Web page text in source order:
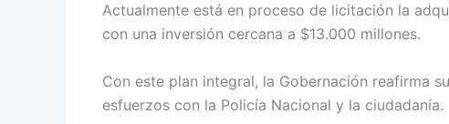
Actualmente está en proceso de licitación la
con una inversión cercana a $13.000 millones.
Con este plan integral, la Gobernación reafirma
esfuerzos con la Policía Nacional y la ciudadanía.